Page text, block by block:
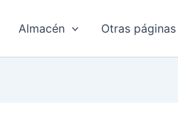
Almacén Otras páginas